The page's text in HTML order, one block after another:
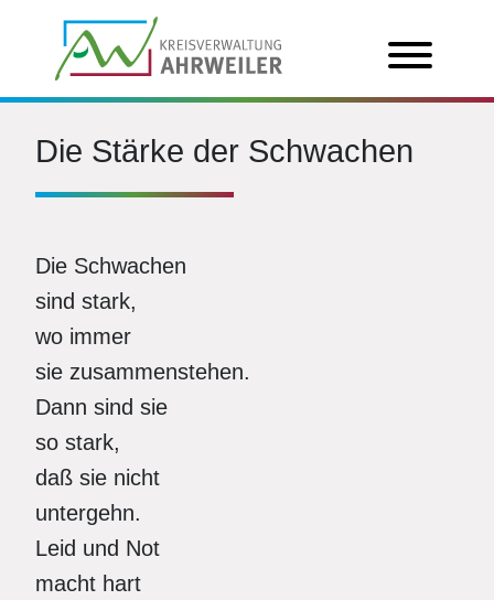
Die Stärke der Schwachen
Die Schwachen
sind stark,
wo immer
sie zusammenstehen.
Dann sind sie
so stark,
daß sie nicht
untergehn.
Leid und Not
macht hart